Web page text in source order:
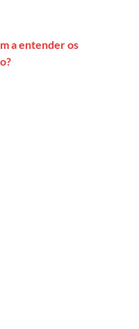
a entender os